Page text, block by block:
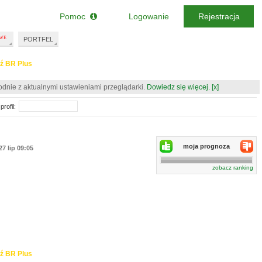
BR Plus
z aktualnymi ustawieniami przeglądarki. Dowiedz się więcej. [x]
lip 09:05 moja prognoza
zobacz ranking
BR Plus
PORTFEL
Pomoc Logowanie Rejestracja